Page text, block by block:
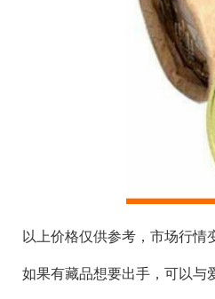
以上价格仅供参考，市场行情变
如果有藏品想要出手，可以与爱